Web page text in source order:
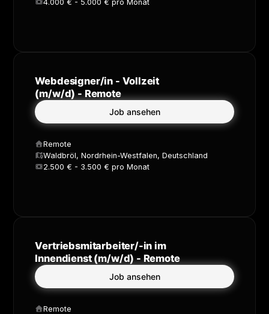
4.000 € - 5.000 € pro Monat
Webdesigner/in - Vollzeit
(m/w/d) - Remote
Job ansehen
Remote
Waldbröl, Nordrhein-Westfalen, Deutschland
2.500 € - 3.500 € pro Monat
Vertriebsmitarbeiter/-in im
Innendienst (m/w/d) - Remote
Job ansehen
Remote